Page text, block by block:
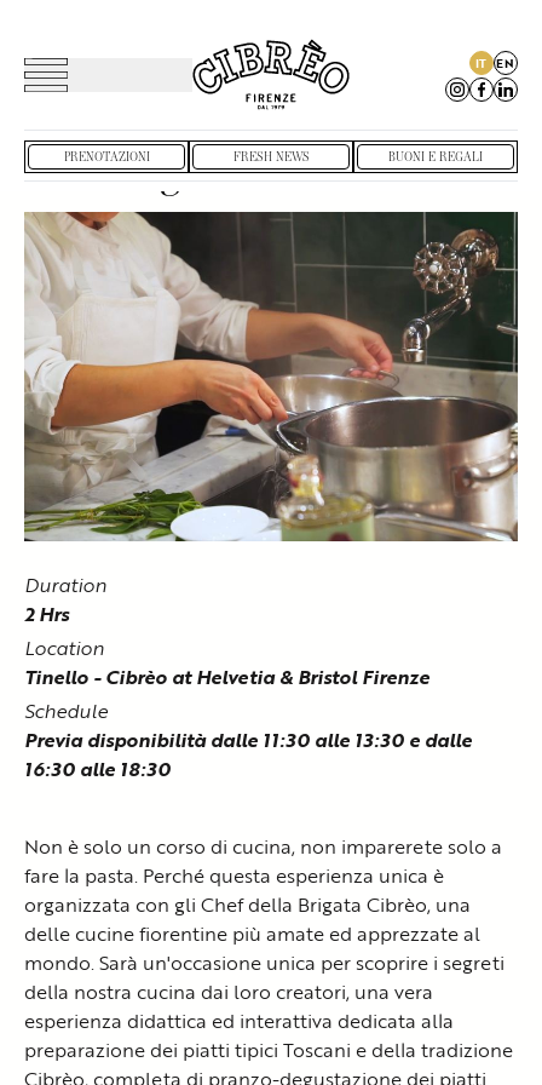
Toggle navigation IT EN
PRENOTAZIONI FRESH NEWS BUONI E REGALI
CIBRÈO DIGITAL HUB
Cooking Class nel Tinello
Duration
2 Hrs
Location
Tinello - Cibrèo at Helvetia & Bristol Firenze
Schedule
Previa disponibilità dalle 11:30 alle 13:30 e dalle
16:30 alle 18:30
Non è solo un corso di cucina, non imparerete solo a
fare la pasta. Perché questa esperienza unica è
organizzata con gli Chef della Brigata Cibrèo, una
delle cucine fiorentine più amate ed apprezzate al
mondo. Sarà un'occasione unica per scoprire i segreti
della nostra cucina dai loro creatori, una vera
esperienza didattica ed interattiva dedicata alla
preparazione dei piatti tipici Toscani e della tradizione
Cibrèo, completa di pranzo-degustazione dei piatti